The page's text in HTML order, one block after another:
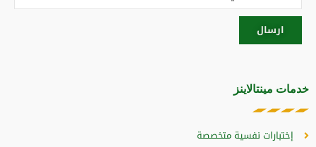
خدمات مينتالاينز
إختبارات نفسية متخصصة